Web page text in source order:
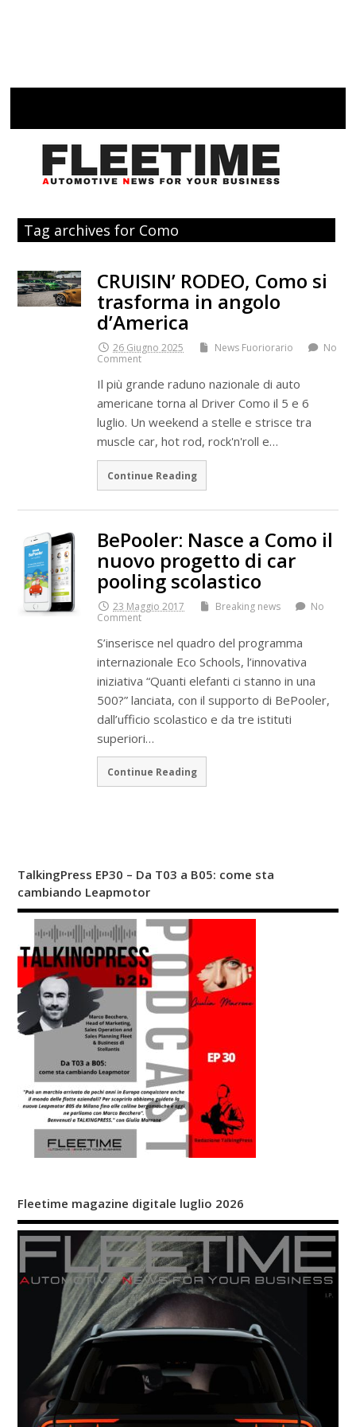
Tag archives for Como
CRUISIN’ RODEO, Como si
trasforma in angolo
d’America
26 Giugno 2025 News Fuoriorario
No
Comment
Il più grande raduno nazionale di auto
americane torna al Driver Como il 5 e 6
luglio. Un weekend a stelle e strisce tra
muscle car, hot rod, rock'n'roll e…
Continue Reading
BePooler: Nasce a Como il
nuovo progetto di car
pooling scolastico
23 Maggio 2017 Breaking news
No
Comment
S’inserisce nel quadro del programma
internazionale Eco Schools, l’innovativa
iniziativa “Quanti elefanti ci stanno in una
500?” lanciata, con il supporto di BePooler,
dall’ufficio scolastico e da tre istituti
superiori…
Continue Reading
TalkingPress EP30 – Da T03 a B05: come sta
cambiando Leapmotor
Fleetime magazine digitale luglio 2026